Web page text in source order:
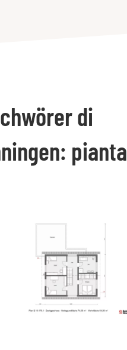
di
pianta